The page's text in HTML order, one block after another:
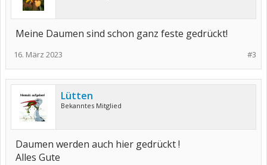
Meine Daumen sind schon ganz feste gedrückt!
#3
16. März 2023
Lütten
Bekanntes Mitglied
Daumen werden auch hier gedrückt !
Alles Gute